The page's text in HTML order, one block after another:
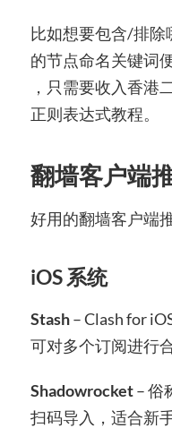
比如想要包含/排除
的节点命名关键词
，只需要收入香港
正则表达式教程。
翻墙客户端
好用的翻墙客户端
iOS 系统
Stash– Clash for
可对多个订阅进行合
Shadowrocket– 俗
扫码导入，适合新手